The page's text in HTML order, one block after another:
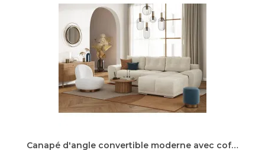
Aperçu rapide Canapé d'angle convertible moderne avec coffre en tissu Abel